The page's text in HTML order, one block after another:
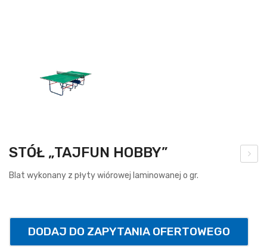
kos
STÓŁ „TAJFUN HOBBY”
Blat wykonany z płyty wiórowej laminowanej o gr.
DODAJ DO ZAPYTANIA OFERTOWEGO